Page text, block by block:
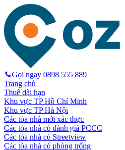
Gọi ngay 0898 555 889
Trang chủ
Thuê dài hạn
Khu vực TP Hồ Chí Minh
Khu vực TP Hà Nội
Các tòa nhà mới xác thực
Các tòa nhà có đánh giá PCCC
Các tòa nhà có Streetview
Các tòa nhà có phòng trống